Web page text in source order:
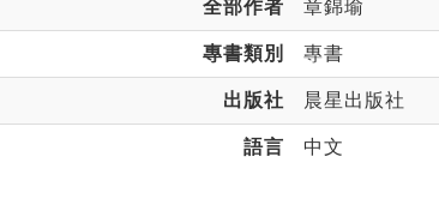
全部作者 章錦瑜
專書類別 專書
出版社 晨星出版社
語言 中文